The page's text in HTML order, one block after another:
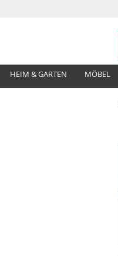
HEIM & GARTEN MÖBEL